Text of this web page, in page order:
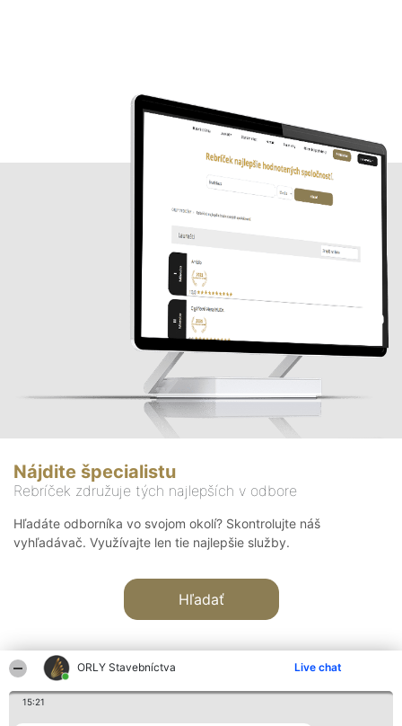
ORLY Stavebníctva Live chat
15:21
Nájdite špecialistu
Rebríček združuje tých najlepších v odbore
Hľadáte odborníka vo svojom okolí? Skontrolujte náš
vyhľadávač. Využívajte len tie najlepšie služby.
Hľadať